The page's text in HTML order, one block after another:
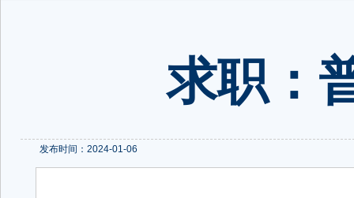
求职：
发布时间：2024-01-06